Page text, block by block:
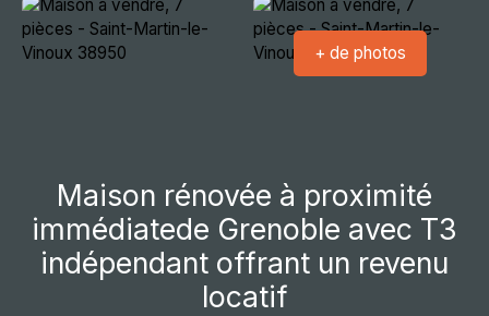
+ de photos
Maison rénovée à proximité
immédiatede Grenoble avec T3
indépendant offrant un revenu
locatif